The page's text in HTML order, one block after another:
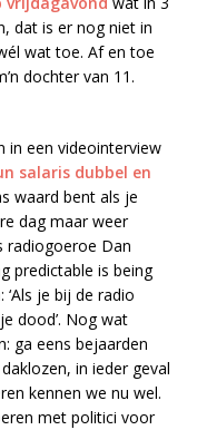
dat is er nog niet in
wat toe. Af en toe
dochter van 11.
in een videointerview
salaris dubbel en
waard bent als je
dag maar weer
radiogoeroe Dan
predictable is being
‘Als je bij de radio
dood’. Nog wat
ga eens bejaarden
in ieder geval
kennen we nu wel.
met politici voor